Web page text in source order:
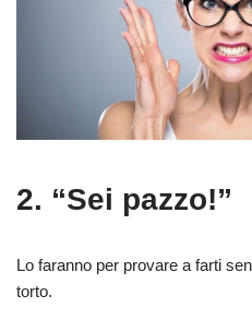
2. “Sei pazzo!”
Lo faranno per provare a farti
torto.